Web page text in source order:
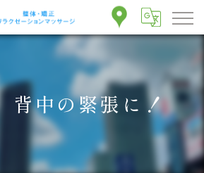
背中の緊張に！